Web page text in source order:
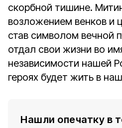
скорбной тишине.
возложением венков и
став символом вечной
отдал свои жизни во
независимости нашей
героях будет жить в
Нашли опечатку в